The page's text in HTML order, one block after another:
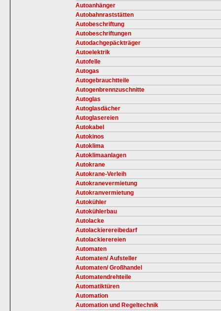
Autoanhänger
Autobahnraststätten
Autobeschriftung
Autobeschriftungen
Autodachgepäckträger
Autoelektrik
Autofelle
Autogas
Autogebrauchtteile
Autogenbrennzuschnitte
Autoglas
Autoglasdächer
Autoglasereien
Autokabel
Autokinos
Autoklima
Autoklimaanlagen
Autokrane
Autokrane-Verleih
Autokranevermietung
Autokranvermietung
Autokühler
Autokühlerbau
Autolacke
Autolackierereibedarf
Autolackierereien
Automaten
Automaten/ Aufsteller
Automaten/ Großhandel
Automatendrehteile
Automatiktüren
Automation
Automation und Regeltechnik